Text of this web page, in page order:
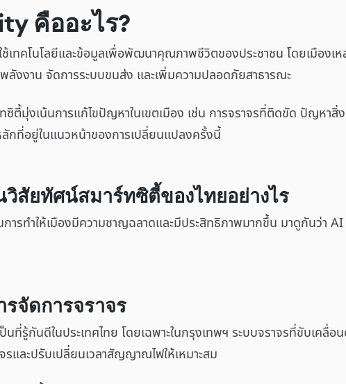
คืออะไร?
เทคโนโลยีและข้อมูลเพื่อพัฒนาคุณภาพชีวิตของประชาชน โดยเมืองเ
ลังงาน จัดการระบบขนส่ง และเพิ่มความปลอดภัยสาธารณะ
ซิตี้มุ่งเน้นการแก้ไขปัญหาในเขตเมือง เช่น การจราจรที่ติดขัด ปัญหา
กที่อยู่ในแนวหน้าของการเปลี่ยนแปลงครั้งนี้
วิสัยทัศน์สมาร์ทซิตี้ของไทยอย่างไร
ารทำให้เมืองมีความชาญฉลาดและมีประสิทธิภาพมากขึ้น มาดูกันว่า
รจัดการจราจร
ที่รู้กันดีในประเทศไทย โดยเฉพาะในกรุงเทพฯ ระบบจราจรที่ขับเคลื่อ
จรและปรับเปลี่ยนเวลาสัญญาณไฟให้เหมาะสม